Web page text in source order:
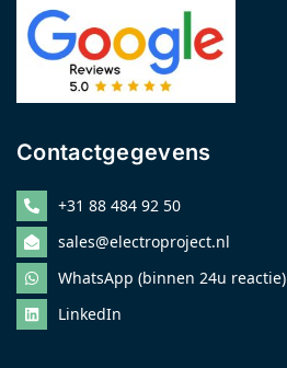
Contactgegevens
+31 88 484 92 50
sales@electroproject.nl
WhatsApp (binnen 24u reactie)
LinkedIn